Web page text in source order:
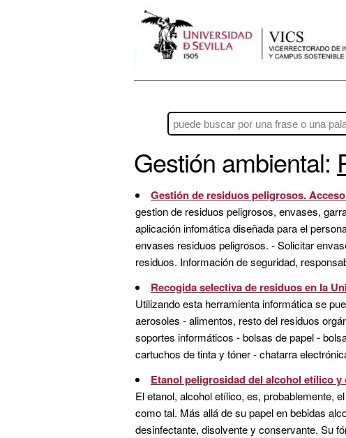
Gestión ambiental:
Gestión de residuos peligrosos.
gestion de residuos peligrosos, envases,
aplicación infomática diseñada para el
envases residuos peligrosos. - Solicitar
residuos. Información de seguridad,
Recogida selectiva de residuos en la
Utilizando esta herramienta informática se
aerosoles - alimentos, resto del residuos
soportes informáticos - bolsas de papel -
cartuchos de tinta y tóner - chatarra
Etanol peligrosidad del alcohol etílico
El etanol, alcohol etílico, es, probablemente,
como tal. Más allá de su papel en bebidas
desinfectante, disolvente y conservante. Su